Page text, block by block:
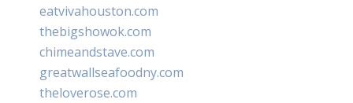
eatvivahouston.com
thebigshowok.com
chimeandstave.com
greatwallseafoodny.com
theloverose.com